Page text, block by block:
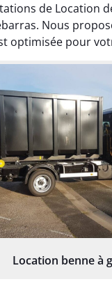
de Location
Nous
optimisée pour
Location benne à